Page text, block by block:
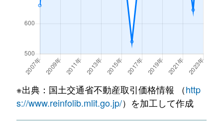
※出典：国土交通省不動産取引価格情報 （http
s://www.reinfolib.mlit.go.jp/）を加工して作成